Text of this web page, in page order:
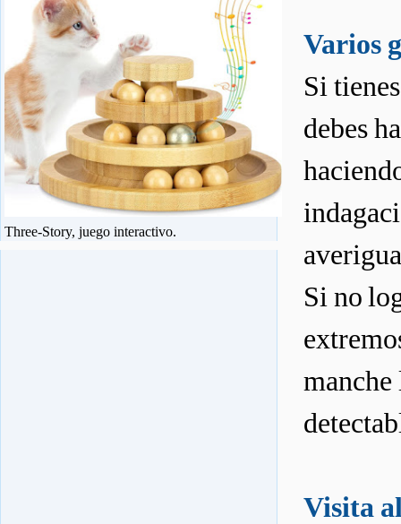
Varios
Si
debes
Si no
manche
Visita
Three-Story, juego interactivo.